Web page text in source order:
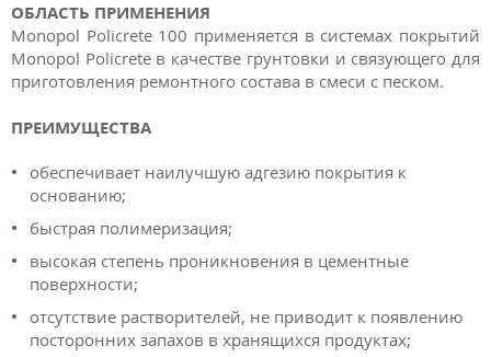
ОБЛАСТЬ ПРИМЕНЕНИЯ
Monopol Policrete 100 применяется в системах покрытий
Monopol Policrete в качестве грунтовки и связующего для
приготовления ремонтного состава в смеси с песком.
ПРЕИМУЩЕСТВА
обеспечивает наилучшую адгезию покрытия к
основанию;
быстрая полимеризация;
высокая степень проникновения в цементные
поверхности;
отсутствие растворителей, не приводит к появлению
посторонних запахов в хранящихся продуктах;